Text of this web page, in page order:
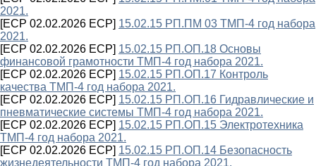
2021.
[ECP 02.02.2026 ECP] 15.02.15 РП.ПМ 03 ТМП-4 год набора
2021.
[ECP 02.02.2026 ECP] 15.02.15 РП.ОП.18 Основы
финансовой грамотности ТМП-4 год набора 2021.
[ECP 02.02.2026 ECP] 15.02.15 РП.ОП.17 Контроль
качества ТМП-4 год набора 2021.
[ECP 02.02.2026 ECP] 15.02.15 РП.ОП.16 Гидравлические и
пневматические системы ТМП-4 год набора 2021.
[ECP 02.02.2026 ECP] 15.02.15 РП.ОП.15 Электротехника
ТМП-4 год набора 2021.
[ECP 02.02.2026 ECP] 15.02.15 РП.ОП.14 Безопасность
жизнедеятельности ТМП-4 год набора 2021.